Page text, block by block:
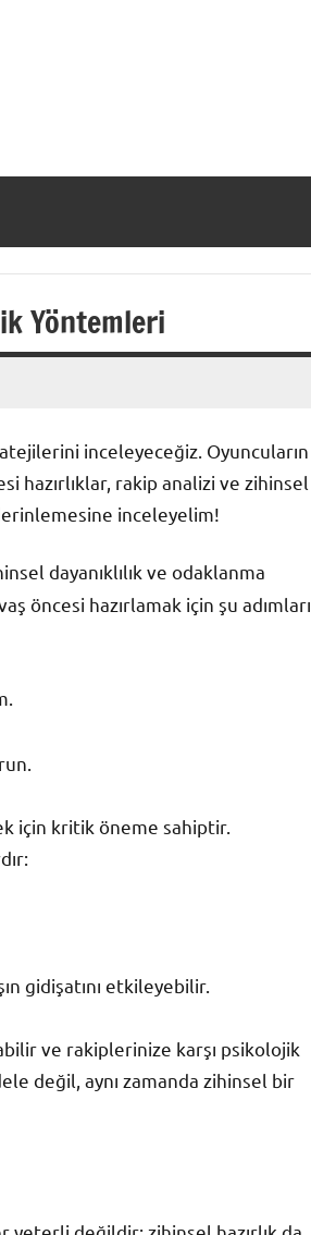
Yöntemleri
inceleyeceğiz. Oyuncuların
hazırlıklar, rakip analizi ve zihinsel
inceleyelim!
dayanıklılık ve odaklanma
öncesi hazırlamak için şu adımları
için kritik öneme sahiptir.
gidişatını etkileyebilir.
ve rakiplerinize karşı psikolojik
değil, aynı zamanda zihinsel bir